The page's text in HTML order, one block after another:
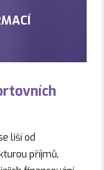
liší od
příjmů,